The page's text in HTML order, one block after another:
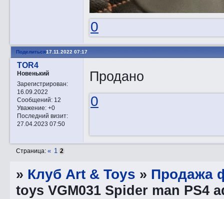
0
Поделиться17.11.2022 07:17
TOR4
Новенький
Зарегистрирован:
16.09.2022
Сообщений:12
Уважение: +0
Последний визит:
27.04.2023 07:50
Продано
0
Страница:« 1 2
» Клуб Art & Toys » Продажа
toys VGM031 Spider man PS4